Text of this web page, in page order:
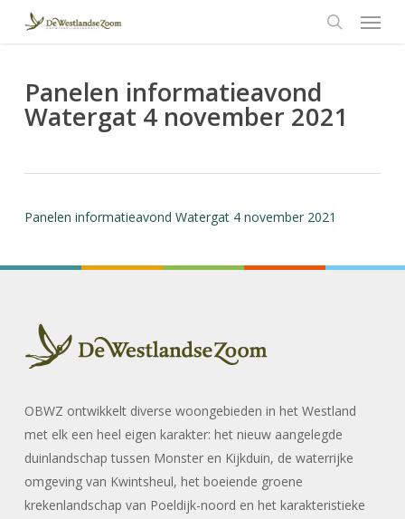
content
Menu
Panelen informatieavond
Watergat 4 november 2021
Panelen informatieavond Watergat 4 november 2021
OBWZ ontwikkelt diverse woongebieden in het Westland
met elk een heel eigen karakter: het nieuw aangelegde
duinlandschap tussen Monster en Kijkduin, de waterrijke
omgeving van Kwintsheul, het boeiende groene
krekenlandschap van Poeldijk-noord en het karakteristieke